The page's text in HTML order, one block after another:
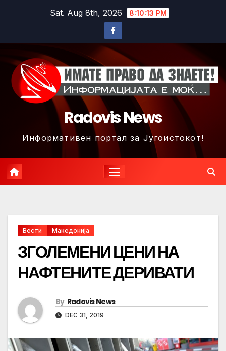
Sat. Aug 8th, 2026 8:10:16 PM
Radovis News
Информативен портал за Југоистокот!
Вести Македонија
ЗГОЛЕМЕНИ ЦЕНИ НА
НАФТЕНИТЕ ДЕРИВАТИ
By Radovis News
DEC 31, 2019